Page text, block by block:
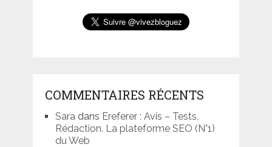
COMMENTAIRES RÉCENTS
Sara dans Ereferer : Avis – Tests,
Rédaction. La plateforme SEO (N°1)
du Web